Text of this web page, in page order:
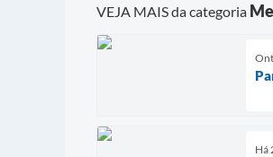
VEJA MAIS da categoria
Há